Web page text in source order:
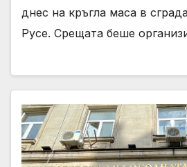
днес на кръгла маса в
Русе. Срещата беше